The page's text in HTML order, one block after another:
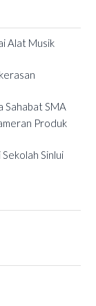
Alat Musik
Sahabat SMA
Produk
Sinlui